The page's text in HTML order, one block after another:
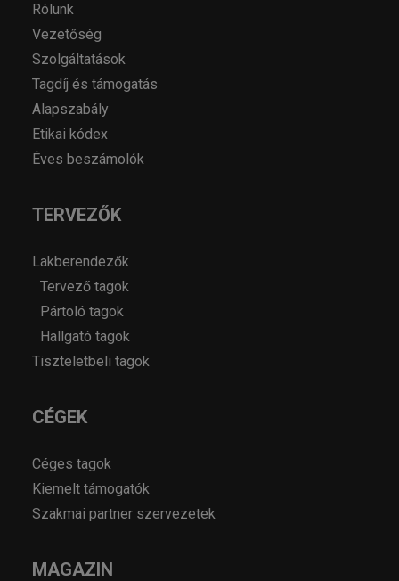
Rólunk
Vezetőség
Szolgáltatások
Tagdíj és támogatás
Alapszabály
Etikai kódex
Éves beszámolók
TERVEZŐK
Lakberendezők
Tervező tagok
Pártoló tagok
Hallgató tagok
Tiszteletbeli tagok
CÉGEK
Céges tagok
Kiemelt támogatók
Szakmai partner szervezetek
MAGAZIN